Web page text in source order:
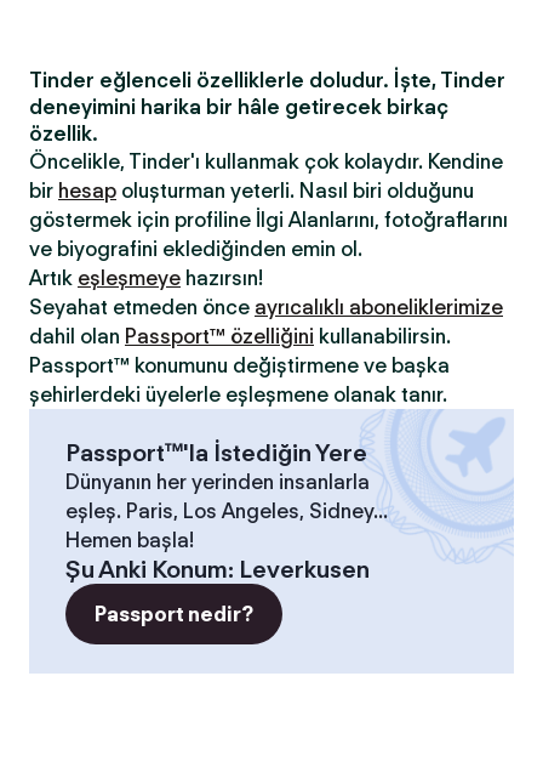
Tinder eğlenceli özelliklerle doludur. İşte, Tinder
deneyimini harika bir hâle getirecek birkaç
özellik.
Öncelikle, Tinder'ı kullanmak çok kolaydır. Kendine
bir hesap oluşturman yeterli. Nasıl biri olduğunu
göstermek için profiline İlgi Alanlarını, fotoğraflarını
ve biyografini eklediğinden emin ol.
Artık eşleşmeye hazırsın!
Seyahat etmeden önce ayrıcalıklı aboneliklerimize
dahil olan Passport™ özelliğini kullanabilirsin.
Passport™ konumunu değiştirmene ve başka
şehirlerdeki üyelerle eşleşmene olanak tanır.
Passport™'la İstediğin Yere
Dünyanın her yerinden insanlarla
eşleş. Paris, Los Angeles, Sidney...
Hemen başla!
Şu Anki Konum: Leverkusen
Passport nedir?